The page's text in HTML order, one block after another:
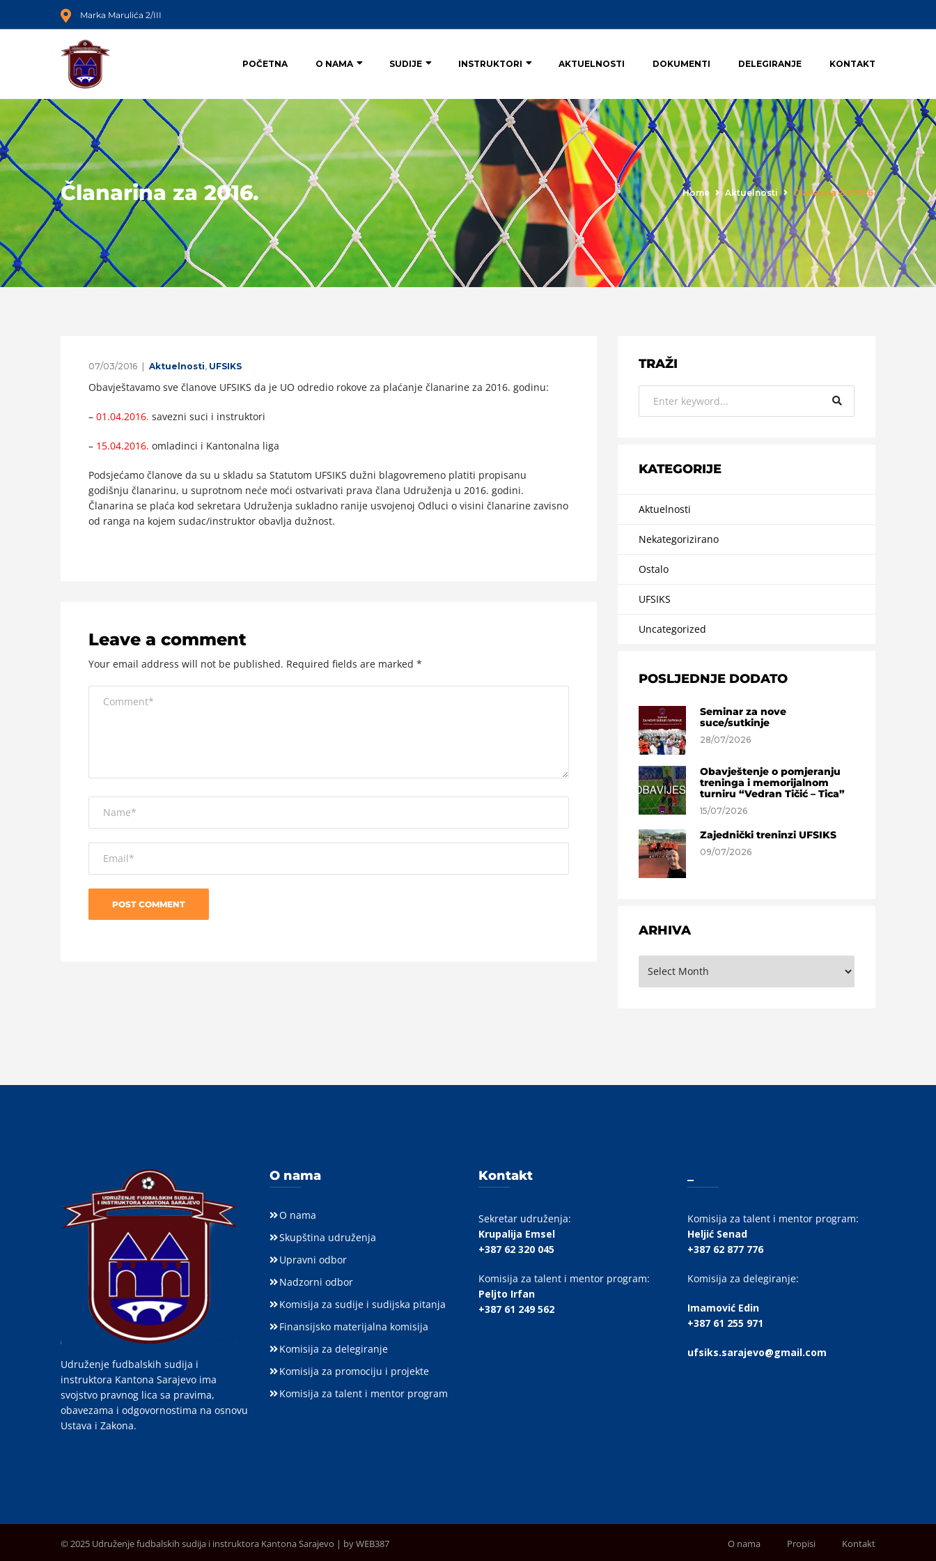
Marka Marulića 2/III
POČETNA O NAMA SUDIJE INSTRUKTORI AKTUELNOSTI DOKUMENTI DELEGIRANJE KONTAKT
Članarina za 2016. Home Aktuelnosti Članarina Za 2016.
07/03/2016 Aktuelnosti, UFSIKS
Obavještavamo sve članove UFSIKS da je UO odredio rokove za plaćanje članarine za 2016. godinu:
– 01.04.2016. savezni suci i instruktori
– 15.04.2016. omladinci i Kantonalna liga
Podsjećamo članove da su u skladu sa Statutom UFSIKS dužni blagovremeno platiti propisanu
godišnju članarinu, u suprotnom neće moći ostvarivati prava člana Udruženja u 2016. godini.
Članarina se plaća kod sekretara Udruženja sukladno ranije usvojenoj Odluci o visini članarine zavisno
od ranga na kojem sudac/instruktor obavlja dužnost.
Leave a comment
Your email address will not be published. Required fields are marked *
TRAŽI
KATEGORIJE
Aktuelnosti
Nekategorizirano
Ostalo
UFSIKS
Uncategorized
POSLJEDNJE DODATO
Seminar za nove
suce/sutkinje
28/07/2026
Obavještenje o pomjeranju
treninga i memorijalnom
turniru “Vedran Tičić – Tica”
15/07/2026
Zajednički treninzi UFSIKS
09/07/2026
ARHIVA
Udruženje fudbalskih sudija i
instruktora Kantona Sarajevo ima
svojstvo pravnog lica sa pravima,
obavezama i odgovornostima na osnovu
Ustava i Zakona.
O nama
O nama
Skupština udruženja
Upravni odbor
Nadzorni odbor
Komisija za sudije i sudijska pitanja
Finansijsko materijalna komisija
Komisija za delegiranje
Komisija za promociju i projekte
Komisija za talent i mentor program
Kontakt
Sekretar udruženja:
Krupalija Emsel
+387 62 320 045
Komisija za talent i mentor program:
Peljto Irfan
+387 61 249 562
Komisija za talent i mentor program:
Heljić Senad
+387 62 877 776
Komisija za delegiranje:
Imamović Edin
+387 61 255 971
ufsiks.sarajevo@gmail.com
© 2025 Udruženje fudbalskih sudija i instruktora Kantona Sarajevo | by WEB387 O nama Propisi Kontakt